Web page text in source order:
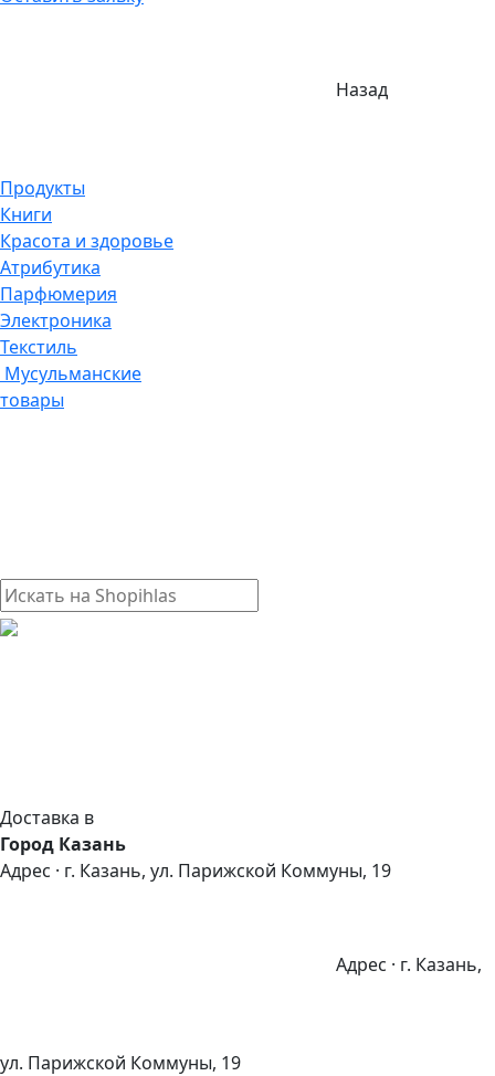
Назад
Продукты
Книги
Красота и здоровье
Атрибутика
Парфюмерия
Электроника
Текстиль
Мусульманские
товары
Доставка в
Город Казань
Адрес · г. Казань, ул. Парижской Коммуны, 19
Адрес · г. Казань,
ул. Парижской Коммуны, 19